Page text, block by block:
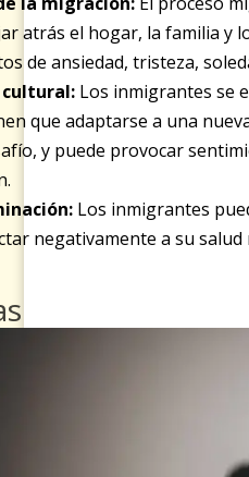
atrás el hogar, la familia y
de ansiedad, tristeza,
cultural:Los inmigrantes se
que adaptarse a una
y puede provocar
Los inmigrantes
negativamente a su salud